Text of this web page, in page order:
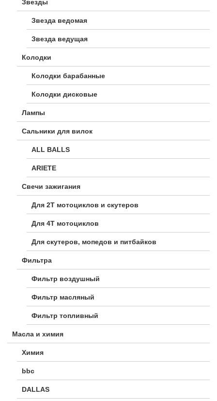
Звезды
Звезда ведомая
Звезда ведущая
Колодки
Колодки барабанные
Колодки дисковые
Лампы
Сальники для вилок
ALL BALLS
ARIETE
Свечи зажигания
Для 2Т мотоциклов и скутеров
Для 4Т мотоциклов
Для скутеров, мопедов и питбайков
Фильтра
Фильтр воздушный
Фильтр масляный
Фильтр топливный
Масла и химия
Химия
bbc
DALLAS